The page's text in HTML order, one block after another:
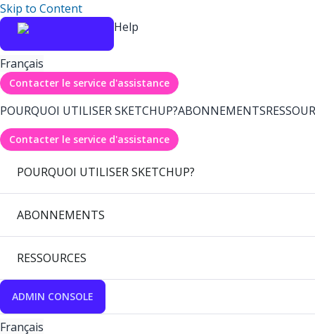
Skip to Content
Help
Français
Contacter le service d'assistance
POURQUOI UTILISER SKETCHUP?ABONNEMENTS
Contacter le service d'assistance
POURQUOI UTILISER SKETCHUP?
ABONNEMENTS
RESSOURCES
ADMIN CONSOLE
Français